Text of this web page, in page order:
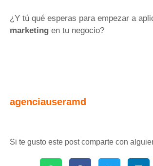
¿Y tú qué esperas para empezar a
marketing en tu negocio?
agenciauseramd
Si te gusto este post comparte con